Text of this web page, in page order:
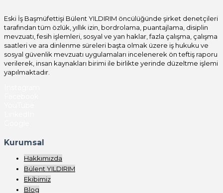
Eski İş Başmüfettişi Bülent YILDIRIM öncülüğünde şirket denetçileri
tarafından tüm özlük, yıllık izin, bordrolama, puantajlama, disiplin
mevzuatı, fesih işlemleri, sosyal ve yan haklar, fazla çalışma, çalışma
saatleri ve ara dinlenme süreleri başta olmak üzere iş hukuku ve
sosyal güvenlik mevzuatı uygulamaları incelenerek ön teftiş raporu
verilerek, insan kaynakları birimi ile birlikte yerinde düzeltme işlemi
yapılmaktadır.
Kurumsal
Hakkımızda
Bülent YILDIRIM
Ekibimiz
Blog